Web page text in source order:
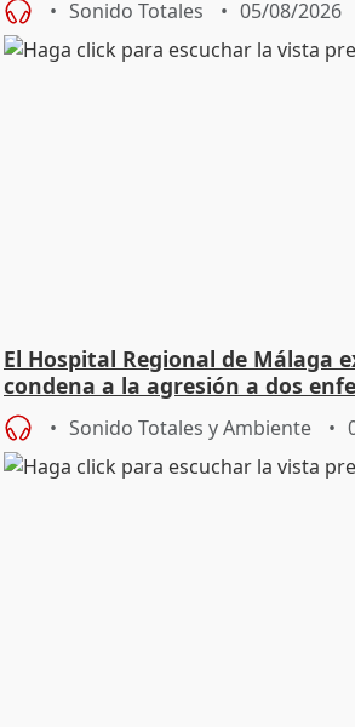
Sonido Totales 05/08/2026
El Hospital Regional de Málaga
condena a la agresión a dos
Urgencias
Sonido Totales y Ambiente